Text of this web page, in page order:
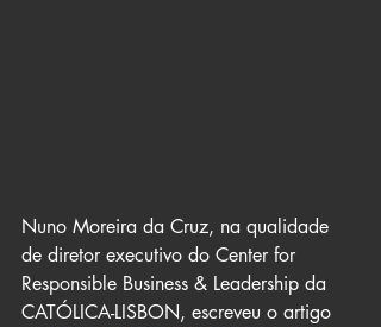
Nuno Moreira da Cruz, na qualidade
de diretor executivo do Center for
Responsible Business & Leadership da
CATÓLICA-LISBON, escreveu o artigo